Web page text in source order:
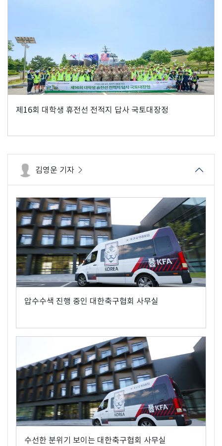
제16회 대학생 휴전선 전적지 답사 국토대장정
김영운 기자
압수수색 진행 중인 대한축구협회 사무실
수선한 분위기 보이는 대한축구협회 사무실